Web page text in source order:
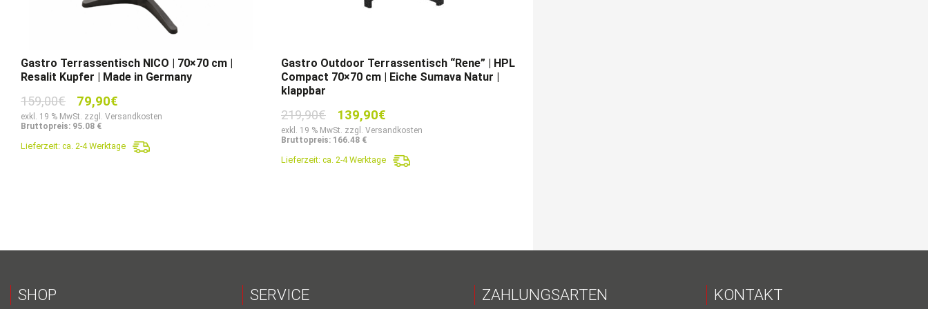
Gastro Terrassentisch NICO | 70×70 cm |
Resalit Kupfer | Made in Germany
159,00€
Ursprünglicher
Preis
war:
159,00€
79,90€
Preis
79,90€.
exkl. 19 % MwSt. zzgl. Versandkosten
Bruttopreis: 95.08 €
Lieferzeit: ca. 2-4 Werktage
Gastro Outdoor Terrassentisch “Rene” | HPL
Compact 70×70 cm | Eiche Sumava Natur |
klappbar
219,90€
Ursprünglicher
Preis
war:
219,90€
139,90€
Preis
139,90€.
exkl. 19 % MwSt. zzgl. Versandkosten
Bruttopreis: 166.48 €
Lieferzeit: ca. 2-4 Werktage
SHOP SERVICE ZAHLUNGSARTEN KONTAKT